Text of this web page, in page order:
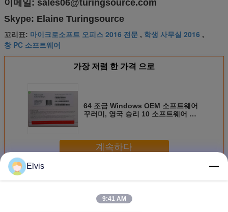
이메일: sales06@turingsource.com
Skype: Elaine Turingsource
꼬리표: 마이크로소프트 오피스 2016 전문 , 학생 사무실 2016 ,
창 PC 소프트웨어
가장 저렴 한 가격 으로
64 조금 Windows OEM 소프트웨어
꾸러미, 영국 승리 10 소프트웨어 가
계속하다
더 많은 것
Elvis
9:41 AM